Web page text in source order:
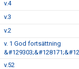
v.4
v.3
v.2
v. 1 God fortsättning
v.52